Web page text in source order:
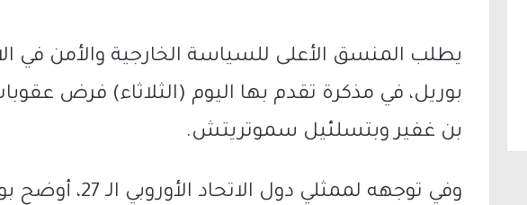
يطلب المنسق الأعلى للسياسة الخارجية والأمن في
بوريل، في مذكرة تقدم بها اليوم (الثلاثاء) فرض
بن غفير وبتسلئيل سموتريتش.
وفي توجهه لممثلي دول